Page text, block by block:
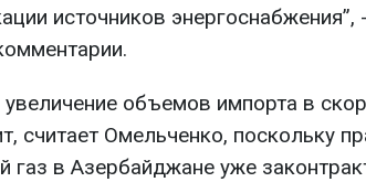
источников энергоснабжения”,
объемов импорта в
считает Омельченко, поскольку
в Азербайджане уже